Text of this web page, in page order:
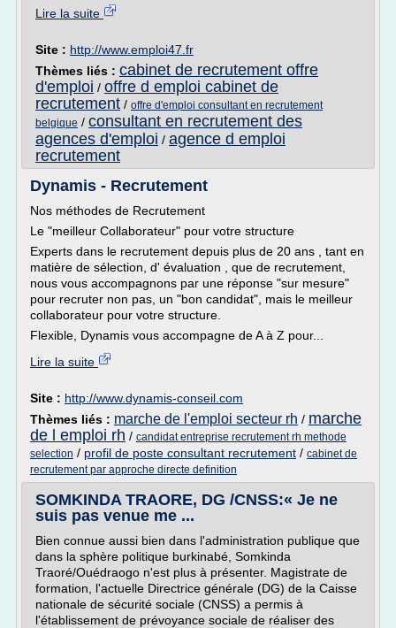
Lire la suite
Site : http://www.emploi47.fr
Thèmes liés : cabinet de recrutement offre
d'emploi / offre d emploi cabinet de
recrutement / offre d'emploi consultant en recrutement
belgique / consultant en recrutement des
agences d'emploi / agence d emploi
recrutement
Dynamis - Recrutement
Nos méthodes de Recrutement
Le "meilleur Collaborateur" pour votre structure
Experts dans le recrutement depuis plus de 20 ans , tant en
matière de sélection, d' évaluation , que de recrutement,
nous vous accompagnons par une réponse "sur mesure"
pour recruter non pas, un "bon candidat", mais le meilleur
collaborateur pour votre structure.
Flexible, Dynamis vous accompagne de A à Z pour...
Lire la suite
Site : http://www.dynamis-conseil.com
Thèmes liés : marche de l'emploi secteur rh / marche
de l emploi rh / candidat entreprise recrutement rh methode
selection / profil de poste consultant recrutement / cabinet de
recrutement par approche directe definition
SOMKINDA TRAORE, DG /CNSS:« Je ne
suis pas venue me ...
Bien connue aussi bien dans l'administration publique que
dans la sphère politique burkinabé, Somkinda
Traoré/Ouédraogo n'est plus à présenter. Magistrate de
formation, l'actuelle Directrice générale (DG) de la Caisse
nationale de sécurité sociale (CNSS) a permis à
l'établissement de prévoyance sociale de réaliser des